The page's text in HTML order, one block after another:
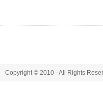
Copyright © 2010 - All Rights